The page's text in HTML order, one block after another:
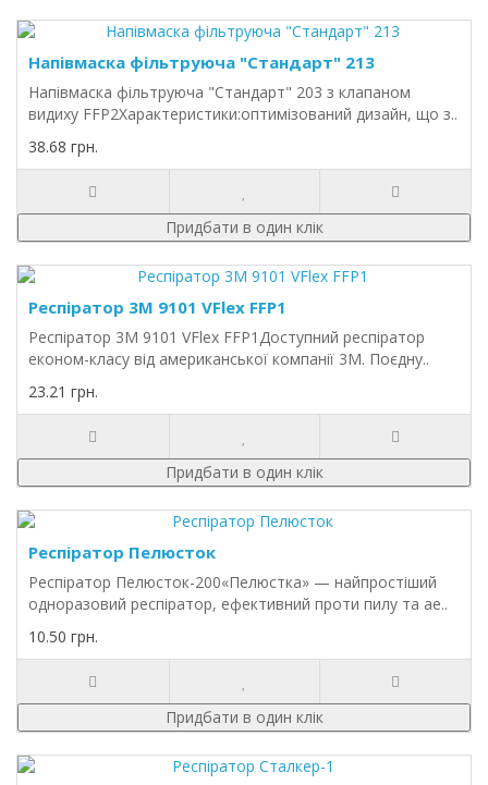
Напівмаска фільтруюча "Стандарт" 213
Напівмаска фільтруюча "Стандарт" 203 з клапаном
видиху FFP2Характеристики:оптимізований дизайн, що з..
38.68 грн.
Придбати в один клік
Респіратор 3M 9101 VFlex FFP1
Респіратор 3M 9101 VFlex FFP1Доступний респіратор
економ-класу від американської компанії 3М. Поєдну..
23.21 грн.
Придбати в один клік
Респіратор Пелюсток
Респіратор Пелюсток-200«Пелюстка» — найпростіший
одноразовий респіратор, ефективний проти пилу та ае..
10.50 грн.
Придбати в один клік